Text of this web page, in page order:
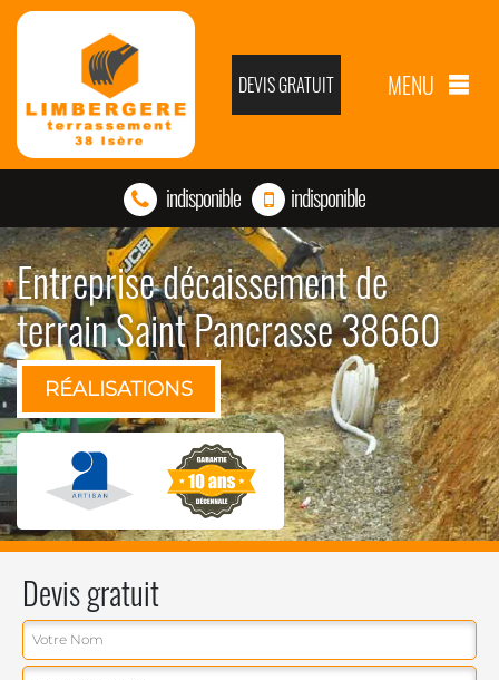
DEVIS GRATUIT MENU
indisponible indisponible
Entreprise décaissement de
terrain Saint Pancrasse 38660
RÉALISATIONS
Devis gratuit